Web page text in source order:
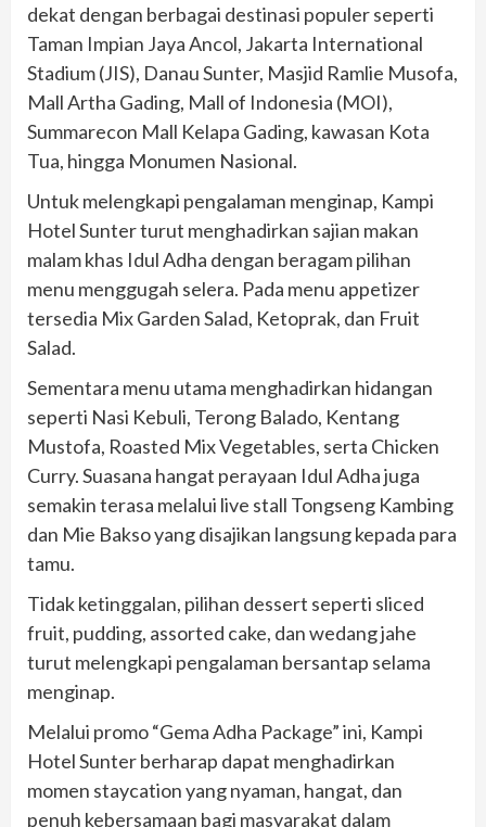
dekat dengan berbagai destinasi populer seperti
Taman Impian Jaya Ancol, Jakarta International
Stadium (JIS), Danau Sunter, Masjid Ramlie Musofa,
Mall Artha Gading, Mall of Indonesia (MOI),
Summarecon Mall Kelapa Gading, kawasan Kota
Tua, hingga Monumen Nasional.
Untuk melengkapi pengalaman menginap, Kampi
Hotel Sunter turut menghadirkan sajian makan
malam khas Idul Adha dengan beragam pilihan
menu menggugah selera. Pada menu appetizer
tersedia Mix Garden Salad, Ketoprak, dan Fruit
Salad.
Sementara menu utama menghadirkan hidangan
seperti Nasi Kebuli, Terong Balado, Kentang
Mustofa, Roasted Mix Vegetables, serta Chicken
Curry. Suasana hangat perayaan Idul Adha juga
semakin terasa melalui live stall Tongseng Kambing
dan Mie Bakso yang disajikan langsung kepada para
tamu.
Tidak ketinggalan, pilihan dessert seperti sliced
fruit, pudding, assorted cake, dan wedang jahe
turut melengkapi pengalaman bersantap selama
menginap.
Melalui promo “Gema Adha Package” ini, Kampi
Hotel Sunter berharap dapat menghadirkan
momen staycation yang nyaman, hangat, dan
penuh kebersamaan bagi masyarakat dalam